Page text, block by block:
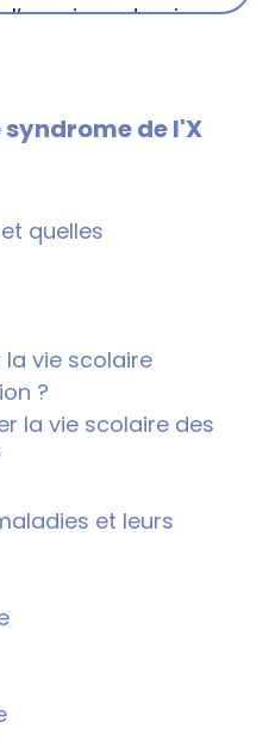
l’enseignant puisse
ou du
cela ne
l’exposé du
tel.
être adaptée par
de l’individu en
et prendre en
même
selon chaque
sur un site
de ses
civiles
qui
publiés sur le
leur action
sous leur seule
de tous
d’une
prendre leurs
de l'X
quelles
vie scolaire
?
la vie scolaire des
et leurs